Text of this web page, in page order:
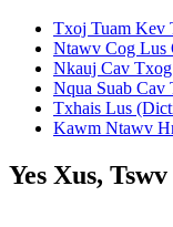
Txoj Tuam Kev
Ntawv Cog Lus
Nkauj Cav
Nqua Suab
Txhais Lus
Kawm Ntawv
Yes Xus,